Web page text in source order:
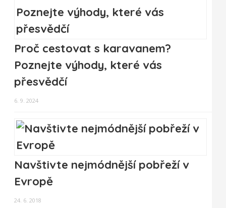
Proč cestovat s karavanem?
Poznejte výhody, které vás
přesvědčí
6. 9. 2024
Navštivte nejmódnější pobřeží v
Evropě
24. 6. 2018